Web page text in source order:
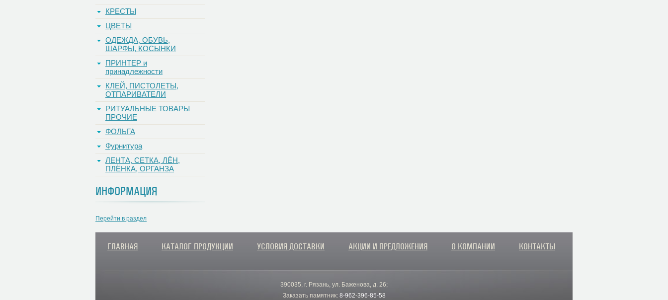
КРЕСТЫ
ЦВЕТЫ
ОДЕЖДА, ОБУВЬ,
ШАРФЫ, КОСЫНКИ
ПРИНТЕР и
принадлежности
КЛЕЙ, ПИСТОЛЕТЫ,
ОТПАРИВАТЕЛИ
РИТУАЛЬНЫЕ ТОВАРЫ
ПРОЧИЕ
ФОЛЬГА
Фурнитура
ЛЕНТА, СЕТКА, ЛЁН,
ПЛЁНКА, ОРГАНЗА
ИНФОРМАЦИЯ
Перейти в раздел
ГЛАВНАЯ КАТАЛОГ ПРОДУКЦИИ УСЛОВИЯ ДОСТАВКИ АКЦИИ И ПРЕДЛОЖЕНИЯ О КОМПАНИИ КОНТАКТЫ
390035, г. Рязань, ул. Баженова, д. 26;
Заказать памятник: 8-962-396-85-58